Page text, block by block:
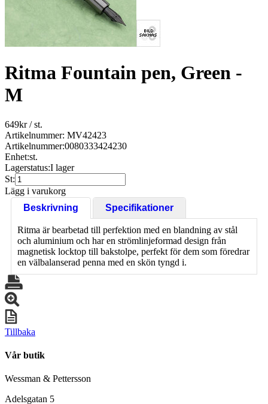
Ritma Fountain pen, Green -
M
649kr/ st.
Artikelnummer: MV42423
Artikelnummer:0080333424230
Enhet:st.
Lagerstatus:I lager
St:
Lägg i varukorg
Beskrivning
Specifikationer
Ritma är bearbetad till perfektion med en blandning av stål
och aluminium och har en strömlinjeformad design från
magnetisk locktop till bakstolpe, perfekt för dem som föredrar
en välbalanserad penna med en skön tyngd i.
Tillbaka
Vår butik
Wessman & Pettersson
Adelsgatan 5